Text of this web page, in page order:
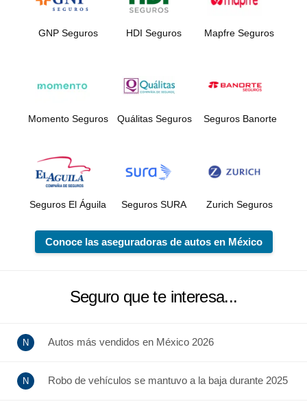
GNP Seguros HDI Seguros Mapfre Seguros
Momento Seguros Quálitas Seguros Seguros Banorte
Seguros El Águila Seguros SURA Zurich Seguros
Conoce las aseguradoras de autos en México
Seguro que te interesa...
Autos más vendidos en México 2026
Robo de vehículos se mantuvo a la baja durante 2025